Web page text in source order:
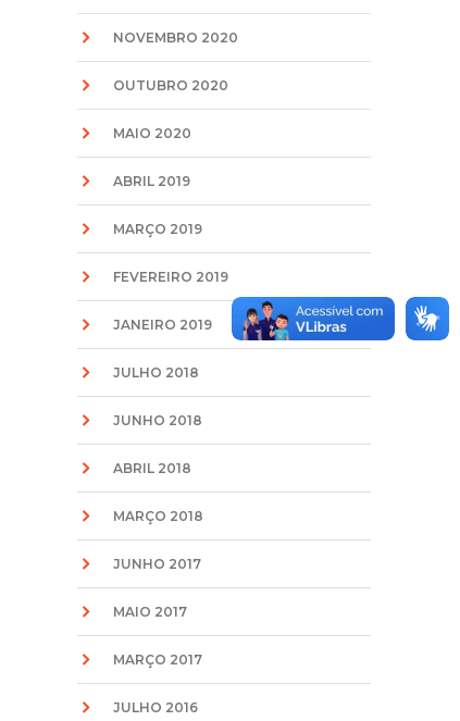
NOVEMBRO 2020
OUTUBRO 2020
MAIO 2020
ABRIL 2019
MARÇO 2019
FEVEREIRO 2019
JANEIRO 2019
JULHO 2018
JUNHO 2018
ABRIL 2018
MARÇO 2018
JUNHO 2017
MAIO 2017
MARÇO 2017
JULHO 2016